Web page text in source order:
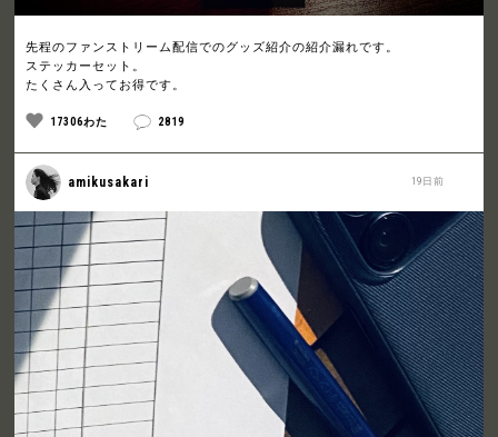
先程のファンストリーム配信でのグッズ紹介の紹介漏れです。
ステッカーセット。
たくさん入ってお得です。
17306わた 2819
19日前
amikusakari